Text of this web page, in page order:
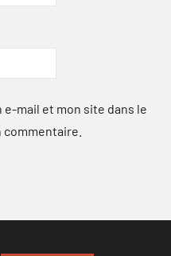
mail et mon site dans le